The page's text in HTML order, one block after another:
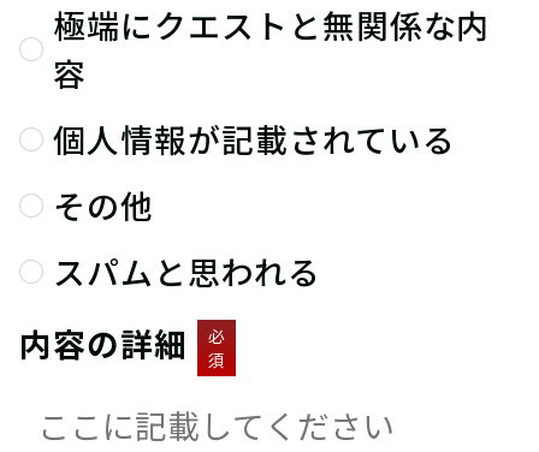
極端にクエストと無関係な内
容
個人情報が記載されている
その他
スパムと思われる
内容の詳細
必
須